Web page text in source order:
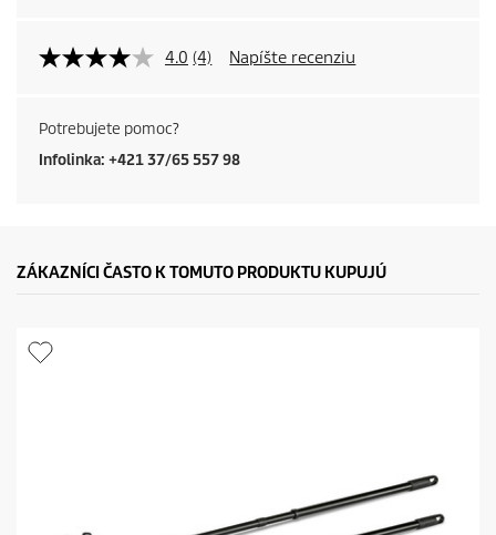
4.0 (4) Napíšte recenziu
Potrebujete pomoc?
Infolinka: +421 37/65 557 98
ZÁKAZNÍCI ČASTO K TOMUTO PRODUKTU KUPUJÚ